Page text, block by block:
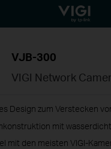
TP-Link, Reliably
VJB-300
VIGI Network
Design zum Verstecken
mit
mit den meisten VIGI-